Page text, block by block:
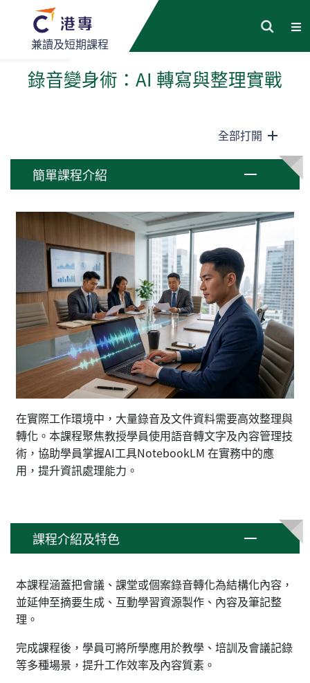
兼讀及短期課程
錄音變身術：AI 轉寫與整理實戰
全部打開
簡單課程介紹
在實際工作環境中，大量錄音及文件資料需要高效整理與
轉化。本課程聚焦教授學員使用語音轉文字及內容管理技
術，協助學員掌握AI工具NotebookLM 在實務中的應
用，提升資訊處理能力。
課程介紹及特色
本課程涵蓋把會議、課堂或個案錄音轉化為結構化內容，
並延伸至摘要生成、互動學習資源製作、內容及筆記整
理。
完成課程後，學員可將所學應用於教學、培訓及會議記錄
等多種場景，提升工作效率及內容質素。